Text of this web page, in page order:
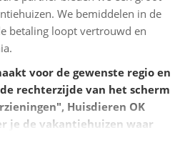
We bemiddelen in de
betaling loopt vertrouwd en
voor de gewenste regio en
rechterzijde van het scherm
Huisdieren OK
je de vakantiehuizen waar